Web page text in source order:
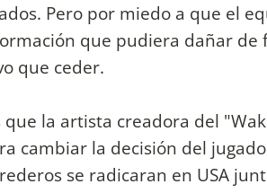
Pero por miedo a que el
que pudiera dañar de
que ceder.
que la artista creadora del
cambiar la decisión del
se radicaran en USA